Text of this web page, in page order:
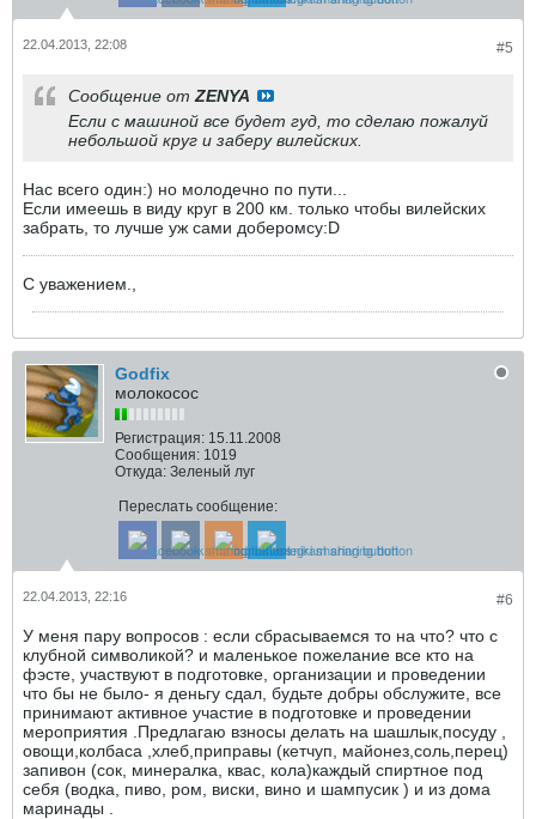
#5
22.04.2013, 22:08
Сообщение от ZENYA
Если с машиной все будет гуд, то сделаю пожалуй
небольшой круг и заберу вилейских.
Нас всего один:) но молодечно по пути...
Если имеешь в виду круг в 200 км. только чтобы вилейских
забрать, то лучше уж сами доберомсу:D
C уважением.,
Godfix
молокосос
Регистрация: 15.11.2008
Сообщения: 1019
Откуда: Зеленый луг
Переслать сообщение:
#6
22.04.2013, 22:16
У меня пару вопросов : если сбрасываемся то на что? что с
клубной символикой? и маленькое пожелание все кто на
фэсте, участвуют в подготовке, организации и проведении
что бы не было- я деньгу сдал, будьте добры обслужите, все
принимают активное участие в подготовке и проведении
мероприятия .Предлагаю взносы делать на шашлык,посуду ,
овощи,колбаса ,хлеб,приправы (кетчуп, майонез,соль,перец)
запивон (сок, минералка, квас, кола)каждый спиртное под
себя (водка, пиво, ром, виски, вино и шампусик ) и из дома
маринады .